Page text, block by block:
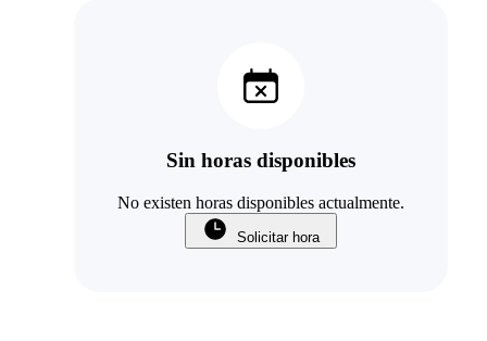
Sin horas disponibles
No existen horas disponibles actualmente.
Solicitar hora